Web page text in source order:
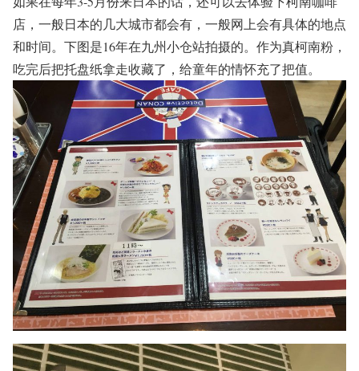
店，一般日本的几大城市都会有，一般网上会有具体的地点
和时间。下图是16年在九州小仓站拍摄的。作为真柯南粉，
吃完后把托盘纸拿走收藏了，给童年的情怀充了把值。